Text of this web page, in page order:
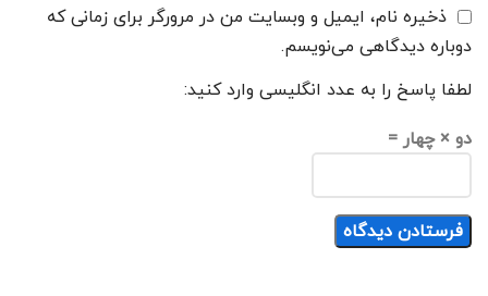
ذخیره نام، ایمیل و وبسایت من در مرورگر برای زمانی که
دوباره دیدگاهی می‌نویسم.
لطفا پاسخ را به عدد انگلیسی وارد کنید:
دو × چهار =